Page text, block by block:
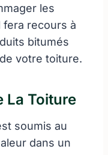
les
recours à
bitumés
votre toiture.
La Toiture
soumis au
dans un